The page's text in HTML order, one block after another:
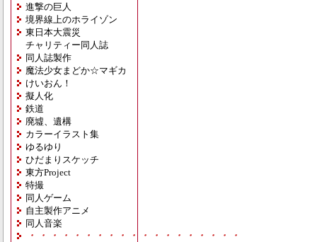
進撃の巨人
境界線上のホライゾン
東日本大震災
チャリティー同人誌
同人誌製作
魔法少女まどか☆マギカ
けいおん！
擬人化
鉄道
廃墟、遺構
カラーイラスト集
ゆるゆり
ひだまりスケッチ
東方Project
特撮
同人ゲーム
自主製作アニメ
同人音楽
・・・・・・・・・・・・・・・・・・・